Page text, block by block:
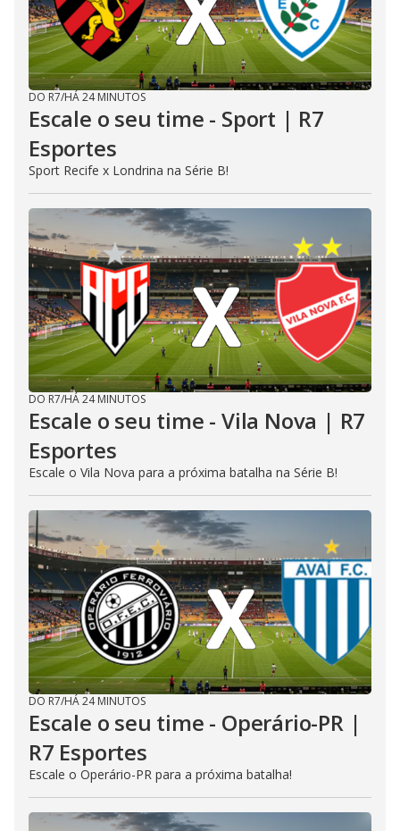
DO R7/HÁ 24 MINUTOS
Escale o seu time - Sport | R7
Esportes
Sport Recife x Londrina na Série B!
DO R7/HÁ 24 MINUTOS
Escale o seu time - Vila Nova | R7
Esportes
Escale o Vila Nova para a próxima batalha na Série B!
DO R7/HÁ 24 MINUTOS
Escale o seu time - Operário-PR |
R7 Esportes
Escale o Operário-PR para a próxima batalha!